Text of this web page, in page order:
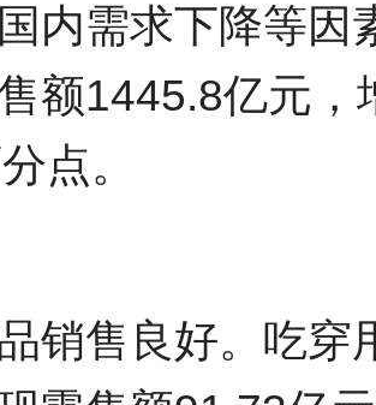
内需求下降等因
额1445.8亿元
点。
销售良好。吃穿